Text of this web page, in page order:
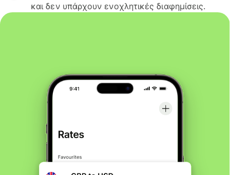
και δεν υπάρχουν ενοχλητικές διαφημίσεις.